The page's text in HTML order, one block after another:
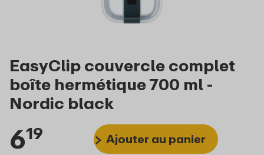
EasyClip couvercle complet
boîte hermétique 700 ml -
Nordic black
619 Ajouter au panier